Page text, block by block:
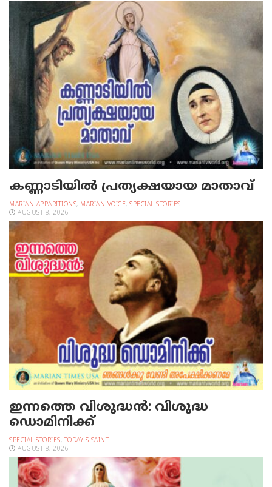
കണ്ണാടിയില്‍ പ്രത്യക്ഷയായ മാതാവ്
MARIAN APPARITIONS, MARIAN VOICE, SPECIAL STORIES
AUGUST 8, 2026
ഇന്നത്തെ വിശുദ്ധന്‍: വിശുദ്ധ
ഡൊമിനിക്ക്
SPECIAL STORIES, TODAY'S SAINT
AUGUST 8, 2026